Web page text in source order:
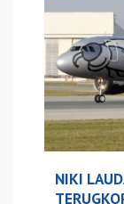
NIKI